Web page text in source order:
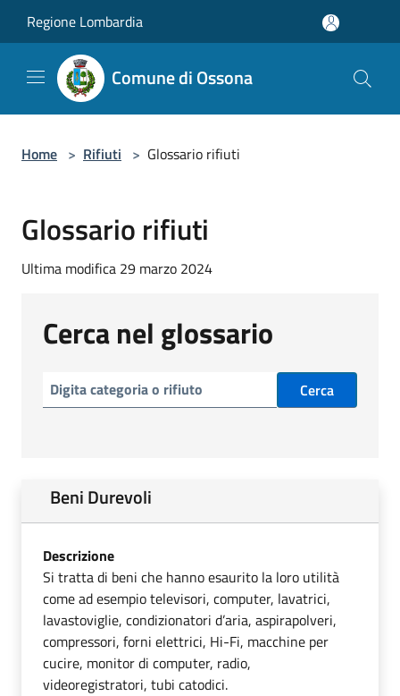
Regione Lombardia
Comune di Ossona
Home > Rifiuti > Glossario rifiuti
Glossario rifiuti
Ultima modifica 29 marzo 2024
Cerca nel glossario
Cerca
Beni Durevoli
Descrizione
Si tratta di beni che hanno esaurito la loro utilità
come ad esempio televisori, computer, lavatrici,
lavastoviglie, condizionatori d’aria, aspirapolveri,
compressori, forni elettrici, Hi-Fi, macchine per
cucire, monitor di computer, radio,
videoregistratori, tubi catodici.